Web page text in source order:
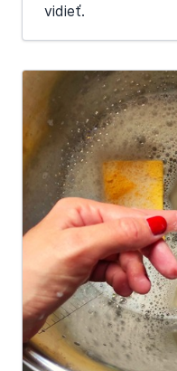
vidieť.